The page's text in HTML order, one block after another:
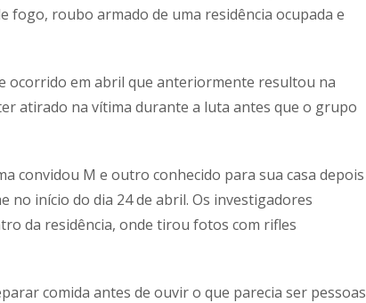
roubo armado de uma residência ocupada e
ocorrido em abril que anteriormente resultou na
atirado na vítima durante a luta antes que o grupo
convidou M e outro conhecido para sua casa depois
no início do dia 24 de abril. Os investigadores
da residência, onde tirou fotos com rifles
comida antes de ouvir o que parecia ser pessoas